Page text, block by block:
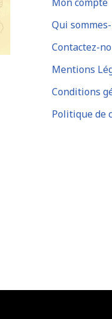
Qui
Contactez-
Mentions
Conditions
Politique de